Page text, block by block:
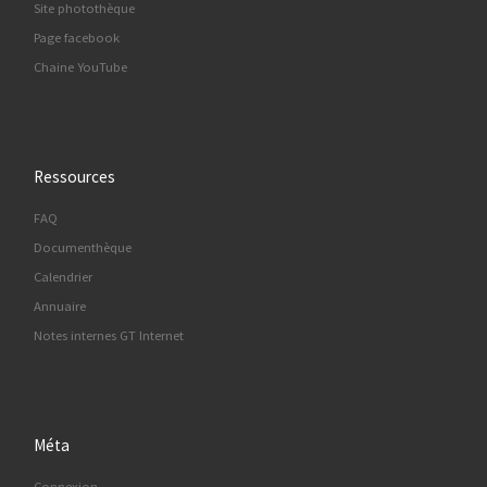
Site photothèque
Page facebook
Chaine YouTube
Ressources
FAQ
Documenthèque
Calendrier
Annuaire
Notes internes GT Internet
Méta